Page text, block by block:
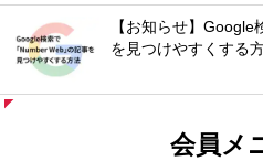
【お知らせ】
を見つけやすくする
会員メ